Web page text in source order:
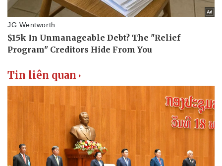
Lịch thi đấu bóng đá
Thế giới thể thao
eSports
Tư vấn
Tin liên quan